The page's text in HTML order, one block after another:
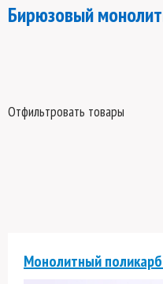
Бирюзовый
Отфильтровать товары
Монолитный